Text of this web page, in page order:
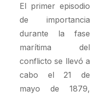
El primer episodio
de importancia
durante la fase
marítima del
conflicto se llevó a
cabo el 21 de
mayo de 1879,